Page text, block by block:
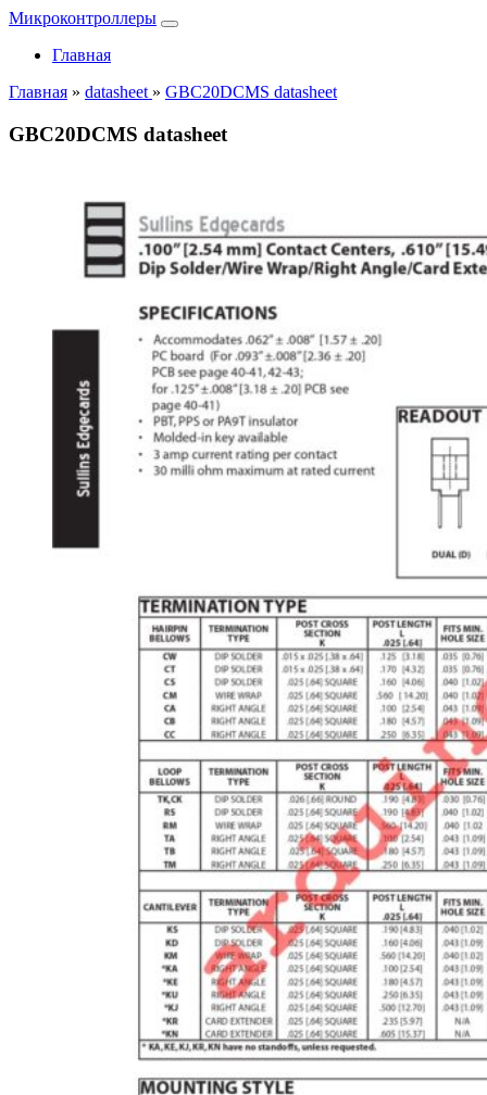
Микроконтроллеры
Главная
Главная » datasheet » GBC20DCMS datasheet
GBC20DCMS datasheet